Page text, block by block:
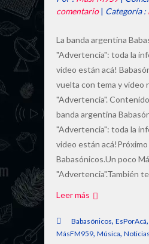
comentario| Categoría :
La banda argentina
"Advertencia": toda la
video están acá!
vuelta con tema y video
"Advertencia".
banda argentina
"Advertencia": toda la
video están
Babasónicos.Un poco
"Advertencia".También
Leer más
Babasónicos, EsPorAcá,
MásFM959, Música,